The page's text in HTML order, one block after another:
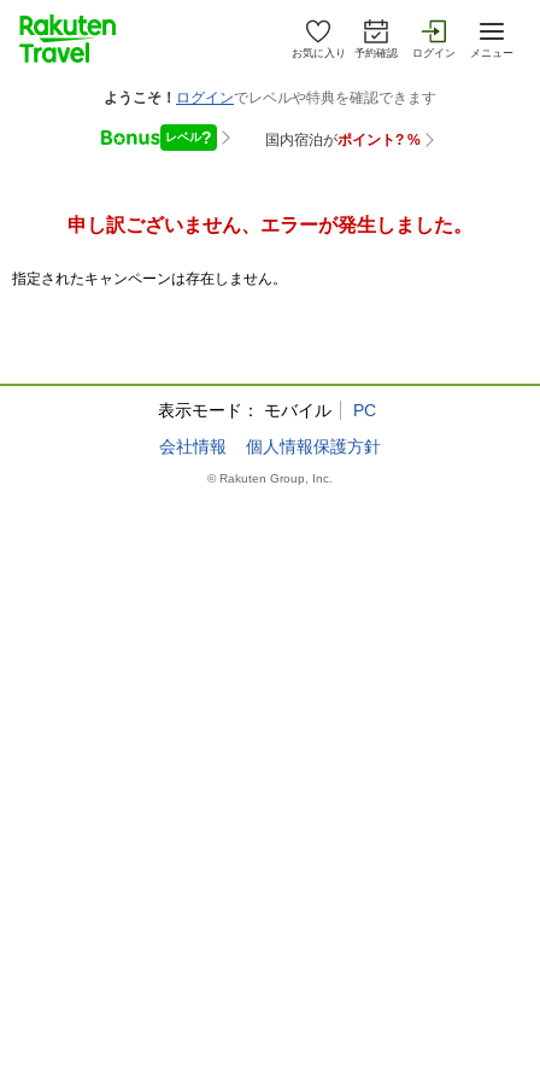
お気に入り 予約確認 ログイン メニュー
申し訳ございません、エラーが発生しました。
指定されたキャンペーンは存在しません。
表示モード： モバイル
PC
会社情報
個人情報保護方針
© Rakuten Group, Inc.